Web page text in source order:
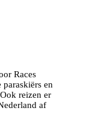
Races
paraskiërs en
reizen er
af